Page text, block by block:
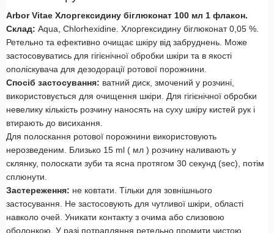
Arbor Vitae Хлоргексидину біглюконат 100 мл 1 флакон.
Склад: Aqua, Chlorhexidine. Хлоргексидину біглюконат 0,05 %.
Ретельно та ефективно очищає шкіру від забруднень. Може
застосовуватись для гігієнічної обробки шкіри та в якості
ополіскувача для дезодорації ротової порожнини.
Спосіб застосування: ватний диск, змочений у розчині,
використовується для очищення шкіри. Для гігієнічної обробки
невелику кількість розчину наносять на суху шкіру кистей рук і
втирають до висихання.
Для полоскання ротової порожнини використовують
нерозведеним. Близько 15 ml ( мл ) розчину наливають у
склянку, полоскати зуби та ясна протягом 30 секунд (sec), потім
сплюнути.
Застереження: не ковтати. Тільки для зовнішнього
застосування. Не застосовують для чутливої шкіри, області
навколо очей. Уникати контакту з очима або слизовою
оболонкою. У разі потрапляння ретельно промити чистою